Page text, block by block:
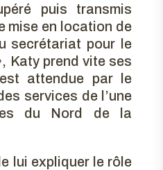
puis transmis
mise en location de
secrétariat pour le
Katy prend vite ses
attendue par le
services de l’une
du Nord de la
lui expliquer le rôle